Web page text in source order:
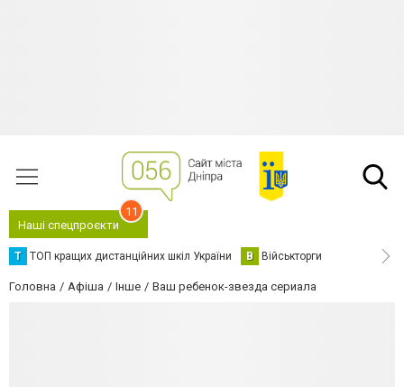
Наші спецпроєкти
11
Т ТОП кращих дистанційних шкіл України В Військторги
Головна Афіша Інше Ваш ребенок-звезда сериала